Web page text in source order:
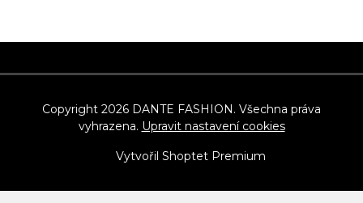
á
í
Vytvořil Shoptet Premium
Copyright 2026 DANTE FASHION. Všechna práva
vyhrazena. Upravit nastavení cookies